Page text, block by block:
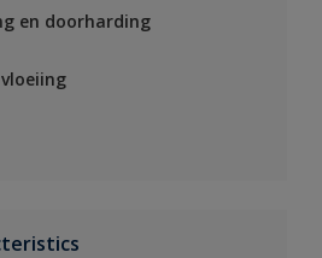
en doorharding